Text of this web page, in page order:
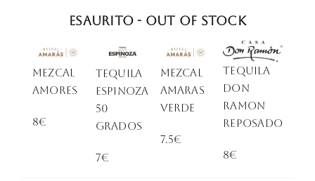
Esaurito - Out of stock
MEZCAL
AMORES
8€
Tequila
ESPINOZA
50
Grados
7€
MEZCAL
AMARAS
VERDE
7.5€
TEQUILA
don
ramon
reposado
8€